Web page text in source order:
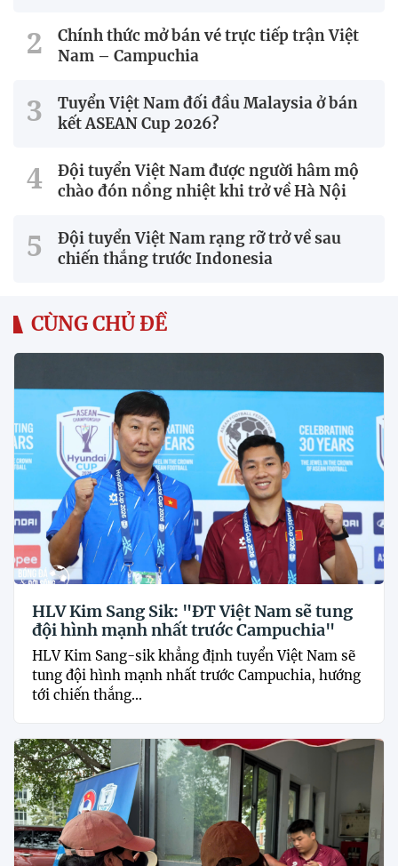
Chính thức mở bán vé trực tiếp trận Việt
Nam – Campuchia
Tuyển Việt Nam đối đầu Malaysia ở bán
kết ASEAN Cup 2026?
Đội tuyển Việt Nam được người hâm mộ
chào đón nồng nhiệt khi trở về Hà Nội
Đội tuyển Việt Nam rạng rỡ trở về sau
chiến thắng trước Indonesia
CÙNG CHỦ ĐỀ
HLV Kim Sang Sik: "ĐT Việt Nam sẽ tung
đội hình mạnh nhất trước Campuchia"
HLV Kim Sang-sik khẳng định tuyển Việt Nam sẽ
tung đội hình mạnh nhất trước Campuchia, hướng
tới chiến thắng...